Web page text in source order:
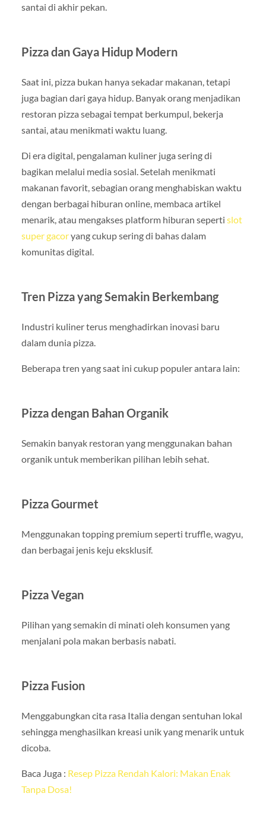
santai di akhir pekan.
Pizza dan Gaya Hidup Modern
Saat ini, pizza bukan hanya sekadar makanan, tetapi
juga bagian dari gaya hidup. Banyak orang menjadikan
restoran pizza sebagai tempat berkumpul, bekerja
santai, atau menikmati waktu luang.
Di era digital, pengalaman kuliner juga sering di
bagikan melalui media sosial. Setelah menikmati
makanan favorit, sebagian orang menghabiskan waktu
dengan berbagai hiburan online, membaca artikel
menarik, atau mengakses platform hiburan seperti slot
super gacoryang cukup sering di bahas dalam
komunitas digital.
Tren Pizza yang Semakin Berkembang
Industri kuliner terus menghadirkan inovasi baru
dalam dunia pizza.
Beberapa tren yang saat ini cukup populer antara lain:
Pizza dengan Bahan Organik
Semakin banyak restoran yang menggunakan bahan
organik untuk memberikan pilihan lebih sehat.
Pizza Gourmet
Menggunakan topping premium seperti truffle, wagyu,
dan berbagai jenis keju eksklusif.
Pizza Vegan
Pilihan yang semakin di minati oleh konsumen yang
menjalani pola makan berbasis nabati.
Pizza Fusion
Menggabungkan cita rasa Italia dengan sentuhan lokal
sehingga menghasilkan kreasi unik yang menarik untuk
dicoba.
Baca Juga : Resep Pizza Rendah Kalori: Makan Enak
Tanpa Dosa!